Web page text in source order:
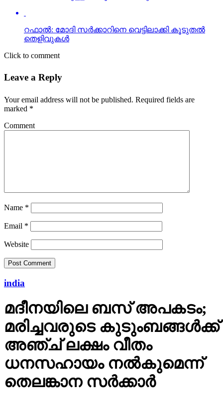
റഫാല്‍: മോദി സര്‍ക്കാറിനെ വെട്ടിലാക്കി കൂടുതല്‍
തെളിവുകള്‍
Click to comment
Leave a Reply
Your email address will not be published. Required fields are
marked *
Comment
Name *
Email *
Website
india
മദീനയിലെ ബസ് അപകടം;
മരിച്ചവരുടെ കുടുംബങ്ങള്‍ക്ക്
അഞ്ച് ലക്ഷം വീതം
ധനസഹായം നല്‍കുമെന്ന്
തെലങ്കാന സര്‍ക്കാര്‍